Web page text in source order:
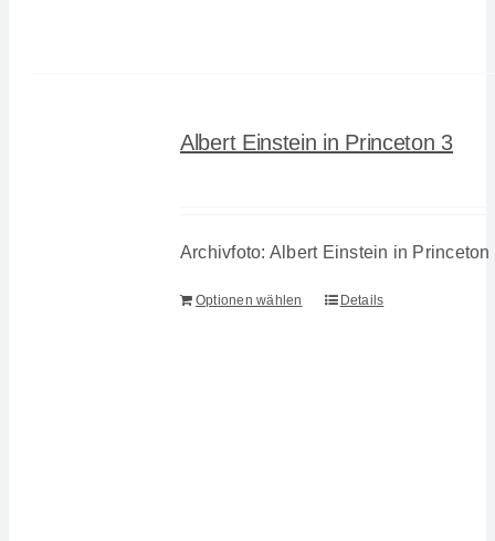
Albert Einstein in Princeton 3
Archivfoto: Albert Einstein in Princeton
Optionen wählen Details